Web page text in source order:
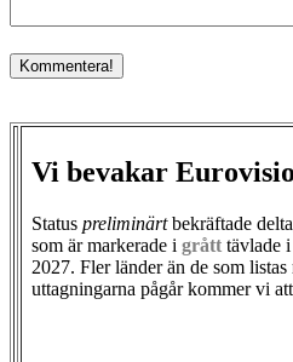
Vi bevakar
Status preliminärtbekräftade
som är markerade i grått tävlade
2027. Fler länder än de som listas
uttagningarna pågår kommer vi